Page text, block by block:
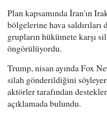
Plan kapsamında İran'ın
bölgelerine hava
grupların hükümete karşı
öngörülüyordu.
Trump, nisan ayında Fox
silah gönderildiğini
aktörler tarafından
açıklamada bulundu.